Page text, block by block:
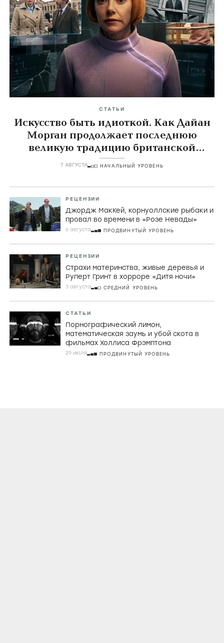
СТАТЬИ
Искусство быть идиоткой. Как Дайан
Морган продолжает последнюю
великую традицию британской
комедии
7 АВГУСТА НАЧАЛЬНЫЙ УРОВЕНЬ
РЕЦЕНЗИИ
Джордж МакКей, корнуоллские рыбаки и
провал во времени в «Розе Невады»
6 августа ПРОДВИНУТЫЙ УРОВЕНЬ
РЕЦЕНЗИИ
Страхи материнства, живые деревья и
Руперт Гринт в хорроре «Дитя ночи»
3 августа СРЕДНИЙ УРОВЕНЬ
СТАТЬИ
Порнографический лимон,
математическая заумь и убой скота в
фильмах Холлиса Фрэмптона
29 июля ПРОДВИНУТЫЙ УРОВЕНЬ